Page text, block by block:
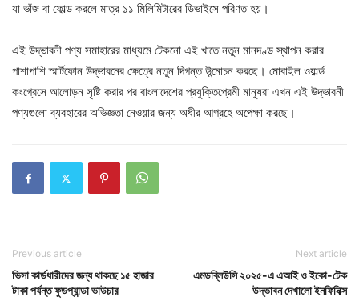
যা ভাঁজ বা ফোল্ড করলে মাত্র ১১ মিলিমিটারের ডিভাইসে পরিণত হয়।
এই উদ্ভাবনী পণ্য সমাহারের মাধ্যমে টেকনো এই খাতে নতুন মানদণ্ড স্থাপন করার
পাশাপাশি স্মার্টফোন উদ্ভাবনের ক্ষেত্রে নতুন দিগন্ত উন্মোচন করছে। মোবাইল ওয়ার্ল্ড
কংগ্রেসে আলোড়ন সৃষ্টি করার পর বাংলাদেশের প্রযুক্তিপ্রেমী মানুষরা এখন এই উদ্ভাবনী
পণ্যগুলো ব্যবহারের অভিজ্ঞতা নেওয়ার জন্য অধীর আগ্রহে অপেক্ষা করছে।
Previous article
ভিসা কার্ডধারীদের জন্য থাকছে ১৫ হাজার
টাকা পর্যন্ত ফুডপ্যান্ডা ভাউচার
Next article
এমডব্লিউসি ২০২৫-এ এআই ও ইকো-টেক
উদ্ভাবন দেখালো ইনফিনিক্স